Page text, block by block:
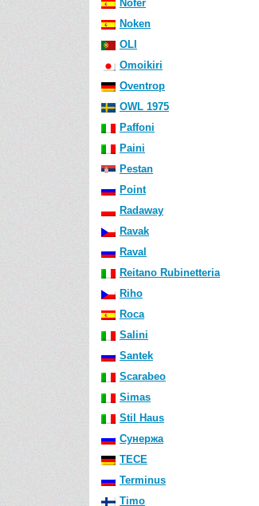
Nofer
Noken
OLI
Omoikiri
Oventrop
OWL 1975
Paffoni
Paini
Pestan
Point
Radaway
Ravak
Raval
Reitano Rubinetteria
Riho
Roca
Salini
Santek
Scarabeo
Simas
Stil Haus
Сунержа
TECE
Terminus
Timo